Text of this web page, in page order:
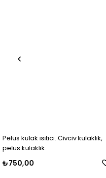
Pelus kulak ısıtıcı. Civciv kulaklık,
pelus kulaklık.
₺750,00